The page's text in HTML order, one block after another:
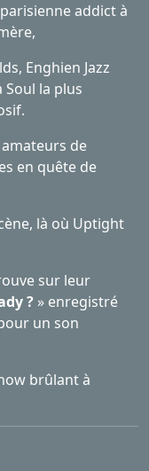
addict à
Enghien Jazz
la plus
de
en quête de
là où Uptight
sur leur
? » enregistré
un son
brûlant à